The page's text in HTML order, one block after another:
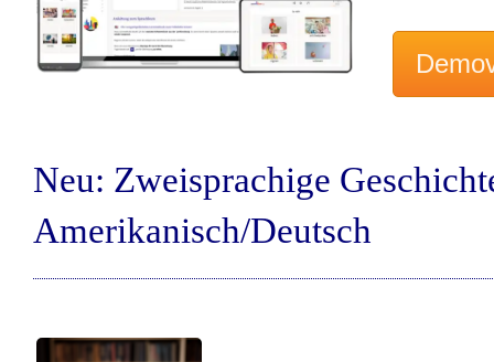
Neu: Zweisprachige
Amerikanisch/Deutsch